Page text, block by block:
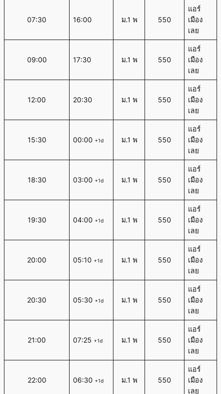
07:30 16:00 ม.1 พ 550
แอร์
เมือง
เลย
09:00 17:30 ม.1 พ 550
แอร์
เมือง
เลย
12:00 20:30 ม.1 พ 550
แอร์
เมือง
เลย
15:30 00:00 +1d ม.1 พ 550
แอร์
เมือง
เลย
18:30 03:00 +1d ม.1 พ 550
แอร์
เมือง
เลย
19:30 04:00 +1d ม.1 พ 550
แอร์
เมือง
เลย
20:00 05:10 +1d ม.1 พ 550
แอร์
เมือง
เลย
20:30 05:30 +1d ม.1 พ 550
แอร์
เมือง
เลย
21:00 07:25 +1d ม.1 พ 550
แอร์
เมือง
เลย
22:00 06:30 +1d ม.1 พ 550
แอร์
เมือง
เลย